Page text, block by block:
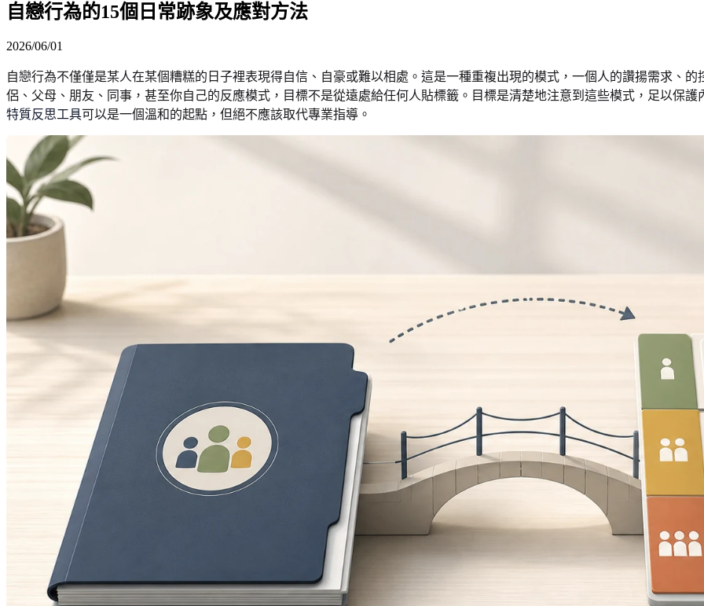
自戀行為的15個日常跡象及應對方法
2026/06/01
自戀行為不僅僅是某人在某個糟糕的日子裡表現得自信、自豪或難以相處。這是一種重複出現的模式，一個人的讚揚需求、
侶、父母、朋友、同事，甚至你自己的反應模式，目標不是從遠處給任何人貼標籤。目標是清楚地注意到這些模式，足以保
特質反思工具可以是一個溫和的起點，但絕不應該取代專業指導。